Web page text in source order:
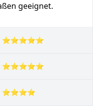
geeignet.
⭐⭐⭐⭐⭐
⭐⭐⭐⭐⭐
⭐⭐⭐⭐